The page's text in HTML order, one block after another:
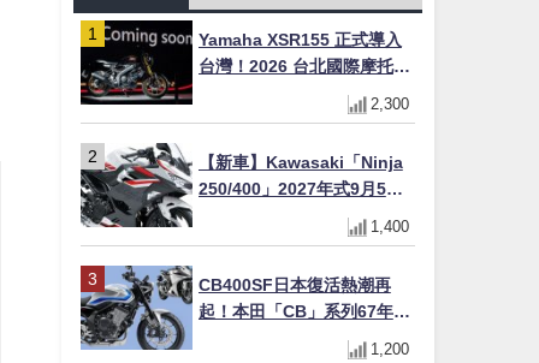
Yamaha XSR155 正式導入
台灣！2026 台北國際摩托車
展亮相，70 週年紀念版
YZF-R 系列限量追加販售
2,300
【新車】Kawasaki「Ninja
250/400」2027年式9月5日
日本發售！新塗裝登場×價格
不變×輔助滑動式離合器
1,400
CB400SF日本復活熱潮再
起！本田「CB」系列67年傳
奇解密 與CBR差異一次搞懂
1,200